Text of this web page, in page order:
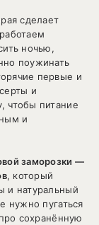
сделает
ночью,
поужинать
первые и
и
чтобы питание
и
заморозки —
, который
и натуральный
нужно пугаться
сохранённую